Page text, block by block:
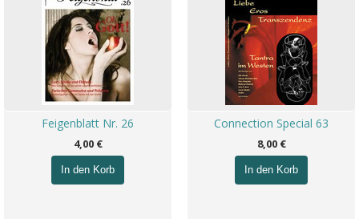
Feigenblatt Nr. 26
4,00 €
In den Korb
Connection Special 63
8,00 €
In den Korb